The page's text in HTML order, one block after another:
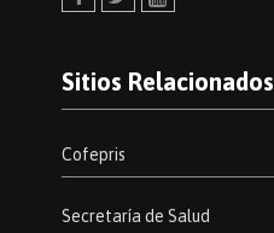
Sitios Relacionados
Cofepris
Secretaría de Salud